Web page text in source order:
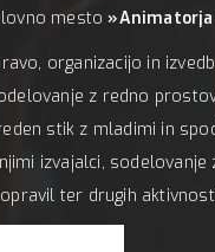
mesto
organizacijo in
z redno
stik z mladimi in
izvajalci,
ter drugih